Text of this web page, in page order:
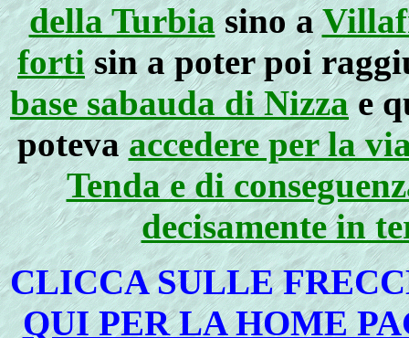
della Turbiasino a
fortisin a poter poi
base sabauda di Nizzae
potevaaccedere per la
Tenda e di
decisamente in
CLICCA SULLE
QUI PER LA HOME